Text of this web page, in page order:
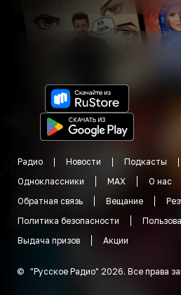
Радио Новости Подкасты
Одноклассники
MAX О нас
Обратная связь
Вещание
Политика безопасности
Выдача призов
Акции
© "Русское Радио" 2026. Все права